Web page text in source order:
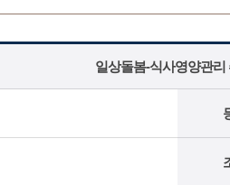
일상돌봄-식사영양관